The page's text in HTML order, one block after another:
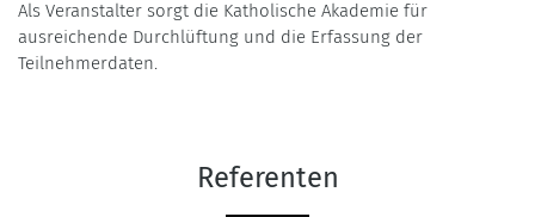
Als Veranstalter sorgt die Katholische Akademie für
ausreichende Durchlüftung und die Erfassung der
Teilnehmerdaten.
Referenten